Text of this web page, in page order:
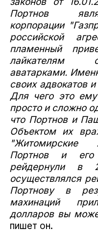
Портнов
корпорации
российской
пламенный
лайкателям
аватарками.
своих адвокатов
Для чего это
просто и сложно
что Портнов и
Объектом их
"Житомирские
Портнов и его
рейдернули
осуществлялся
Портнову в
махинаций
долларов вы
пишет он.